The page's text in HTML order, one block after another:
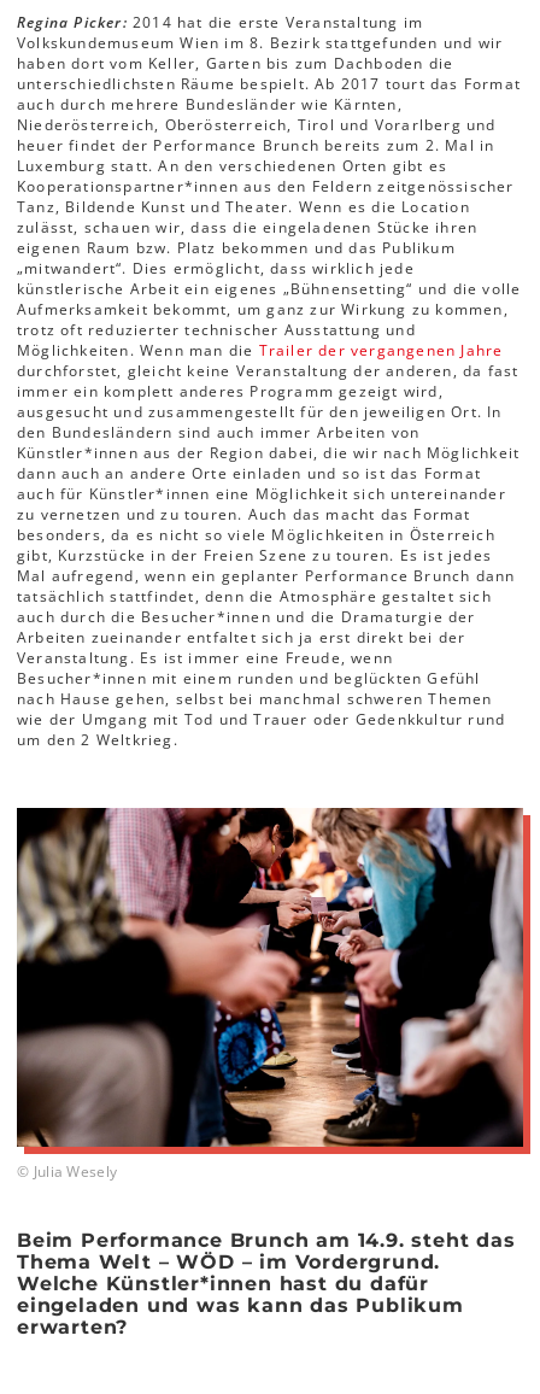
Regina Picker: 2014 hat die erste Veranstaltung im
Volkskundemuseum Wien im 8. Bezirk stattgefunden und wir
haben dort vom Keller, Garten bis zum Dachboden die
unterschiedlichsten Räume bespielt. Ab 2017 tourt das Format
auch durch mehrere Bundesländer wie Kärnten,
Niederösterreich, Oberösterreich, Tirol und Vorarlberg und
heuer findet der Performance Brunch bereits zum 2. Mal in
Luxemburg statt. An den verschiedenen Orten gibt es
Kooperationspartner*innen aus den Feldern zeitgenössischer
Tanz, Bildende Kunst und Theater. Wenn es die Location
zulässt, schauen wir, dass die eingeladenen Stücke ihren
eigenen Raum bzw. Platz bekommen und das Publikum
„mitwandert“. Dies ermöglicht, dass wirklich jede
künstlerische Arbeit ein eigenes „Bühnensetting“ und die volle
Aufmerksamkeit bekommt, um ganz zur Wirkung zu kommen,
trotz oft reduzierter technischer Ausstattung und
Möglichkeiten. Wenn man die Trailer der vergangenen Jahre
durchforstet, gleicht keine Veranstaltung der anderen, da fast
immer ein komplett anderes Programm gezeigt wird,
ausgesucht und zusammengestellt für den jeweiligen Ort. In
den Bundesländern sind auch immer Arbeiten von
Künstler*innen aus der Region dabei, die wir nach Möglichkeit
dann auch an andere Orte einladen und so ist das Format
auch für Künstler*innen eine Möglichkeit sich untereinander
zu vernetzen und zu touren. Auch das macht das Format
besonders, da es nicht so viele Möglichkeiten in Österreich
gibt, Kurzstücke in der Freien Szene zu touren. Es ist jedes
Mal aufregend, wenn ein geplanter Performance Brunch dann
tatsächlich stattfindet, denn die Atmosphäre gestaltet sich
auch durch die Besucher*innen und die Dramaturgie der
Arbeiten zueinander entfaltet sich ja erst direkt bei der
Veranstaltung. Es ist immer eine Freude, wenn
Besucher*innen mit einem runden und beglückten Gefühl
nach Hause gehen, selbst bei manchmal schweren Themen
wie der Umgang mit Tod und Trauer oder Gedenkkultur rund
um den 2 Weltkrieg.
© Julia Wesely
Beim Performance Brunch am 14.9. steht das
Thema Welt – WÖD – im Vordergrund.
Welche Künstler*innen hast du dafür
eingeladen und was kann das Publikum
erwarten?